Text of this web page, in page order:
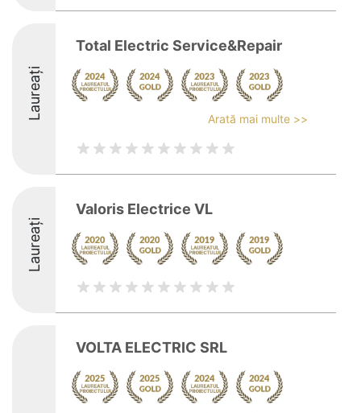
Laureați
Total Electric Service&Repair
Arată mai multe >>
Laureați
Valoris Electrice VL
VOLTA ELECTRIC SRL